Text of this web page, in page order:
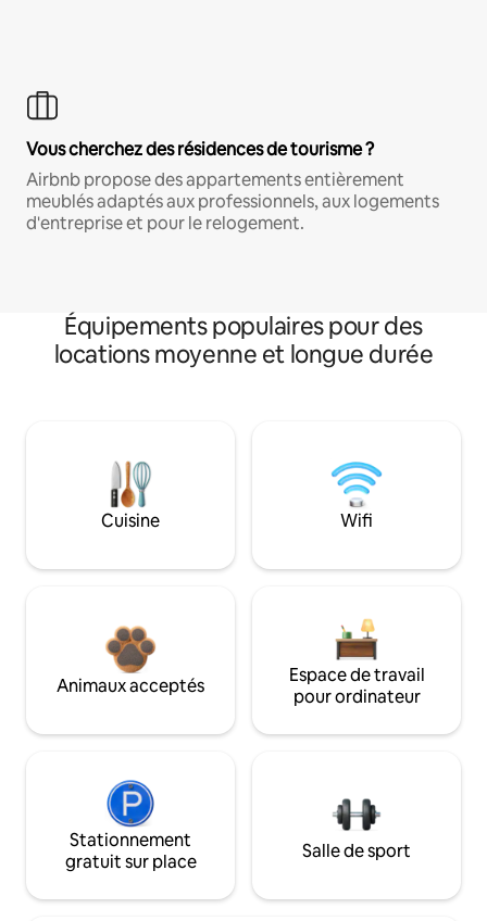
Vous cherchez des résidences de tourisme ?
Airbnb propose des appartements entièrement
meublés adaptés aux professionnels, aux logements
d'entreprise et pour le relogement.
Équipements populaires pour des
locations moyenne et longue durée
Cuisine Wifi
Animaux acceptés
Espace de travail
pour ordinateur
Stationnement
gratuit sur place
Salle de sport